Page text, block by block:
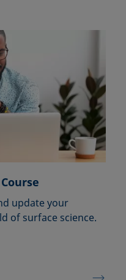
update your
of surface science.